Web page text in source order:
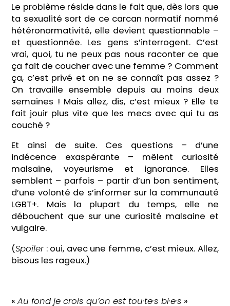
Le problème réside dans le fait que, dès lors que
ta sexualité sort de ce carcan normatif nommé
hétéronormativité, elle devient questionnable –
et questionnée. Les gens s’interrogent. C’est
vrai, quoi, tu ne peux pas nous raconter ce que
ça fait de coucher avec une femme ? Comment
ça, c’est privé et on ne se connaît pas assez ?
On travaille ensemble depuis au moins deux
semaines ! Mais allez, dis, c’est mieux ? Elle te
fait jouir plus vite que les mecs avec qui tu as
couché ?
Et ainsi de suite. Ces questions – d’une
indécence exaspérante – mêlent curiosité
malsaine, voyeurisme et ignorance. Elles
semblent – parfois – partir d’un bon sentiment,
d’une volonté de s’informer sur la communauté
LGBT+. Mais la plupart du temps, elle ne
débouchent que sur une curiosité malsaine et
vulgaire.
(Spoiler: oui, avec une femme, c’est mieux. Allez,
bisous les rageux.)
«Au fond je crois qu’on est tou·te·s bi·e·s »